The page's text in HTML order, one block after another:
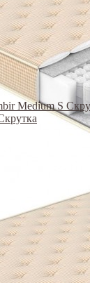
Medium S